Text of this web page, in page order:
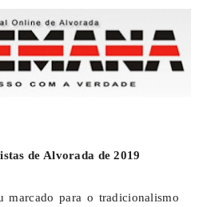
de Alvorada de 2019
marcado para o tradicionalismo